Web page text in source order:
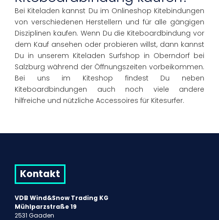
Bei Kiteladen kannst Du im Onlineshop Kitebindungen
von verschiedenen Herstellern und für alle gängigen
Disziplinen kaufen. Wenn Du die Kiteboardbindung vor
dem Kauf ansehen oder probieren willst, dann kannst
Du in unserem Kiteladen Surfshop in Oberndorf bei
Salzburg während der Öffnungszeiten vorbeikommen.
Bei uns im Kiteshop findest Du neben
Kiteboardbindungen auch noch viele andere
hilfreiche und nützliche Accessoires für Kitesurfer.
Kontakt
VDB Wind&Snow Trading KG
Mühlparzstraße 19
2531 Gaaden